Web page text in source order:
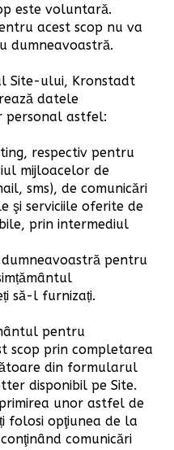
este voluntară.
acest scop nu va
dumneavoastră.
Site-ului, Kronstadt
datele
personal astfel:
respectiv pentru
mijloacelor de
sms), de comunicări
şi serviciile oferite de
prin intermediul
pentru
să-l furnizați.
pentru
scop prin completarea
din formularul
disponibil pe Site.
unor astfel de
folosi opţiunea de la
comunicări